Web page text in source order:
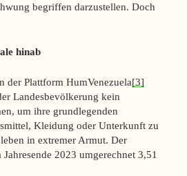
begriffen darzustellen. Doch
hinab
der Plattform HumVenezuela[3]
Landesbevölkerung kein
um ihre grundlegenden
Kleidung oder Unterkunft zu
in extremer Armut. Der
2023 umgerechnet 3,51